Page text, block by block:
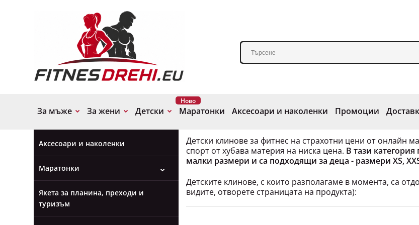
За мъже За жени Детски Маратонки
Ново
Аксесоари и наколенки Промоции
Категории
Аксесоари и наколенки
Маратонки
Якета за планина, преходи и
туризъм
Детски клинове за фитнес на страхотни цени от онлайн
спорт от хубава материя на ниска цена. В тази
малки размери и са подходящи за деца - размери XS,
Детските клинове, с които разполагаме в момента, са
видите, отворете страницата на продукта):